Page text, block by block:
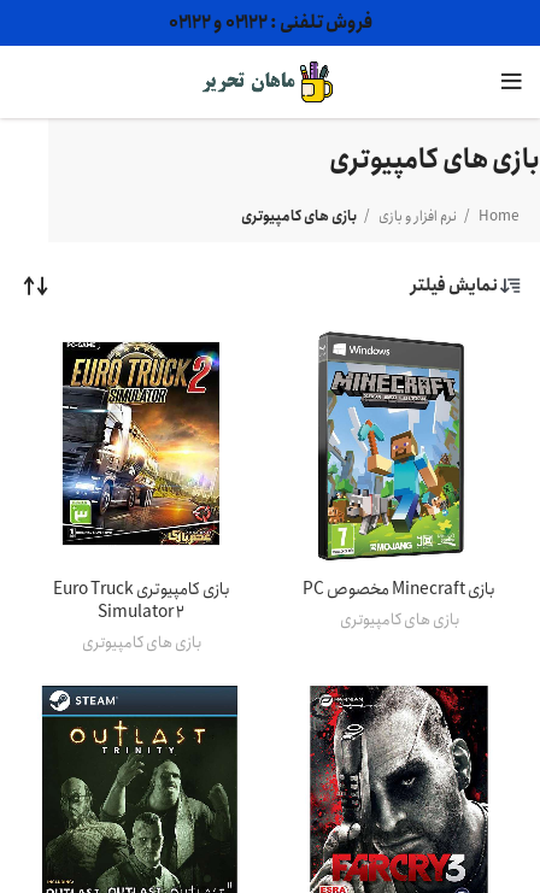
فروش تلفنی : ۰۲۱۲۲ و ۰۲۱۲۲
بازی های کامپیوتری
Home نرم افزار و بازی بازی های کامپیوتری
نمایش فیلتر
بازی Minecraft مخصوص PC
بازی های کامپیوتری
بازی کامپیوتری Euro Truck
Simulator 2
بازی های کامپیوتری